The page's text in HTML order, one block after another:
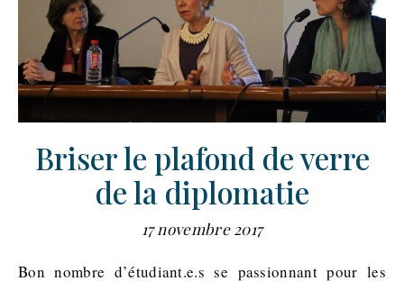
Briser le plafond de verre
de la diplomatie
17 novembre 2017
Bon nombre d’étudiant.e.s se passionnant pour les